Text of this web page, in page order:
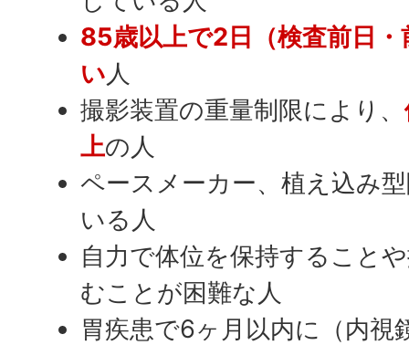
85歳以上で2日（検査前日
い人
撮影装置の重量制限により、
上の人
ペースメーカー、植え込み
いる人
自力で体位を保持すること
むことが困難な人
胃疾患で6ヶ月以内に（内視